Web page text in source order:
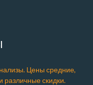
Цены средние,
скидки.